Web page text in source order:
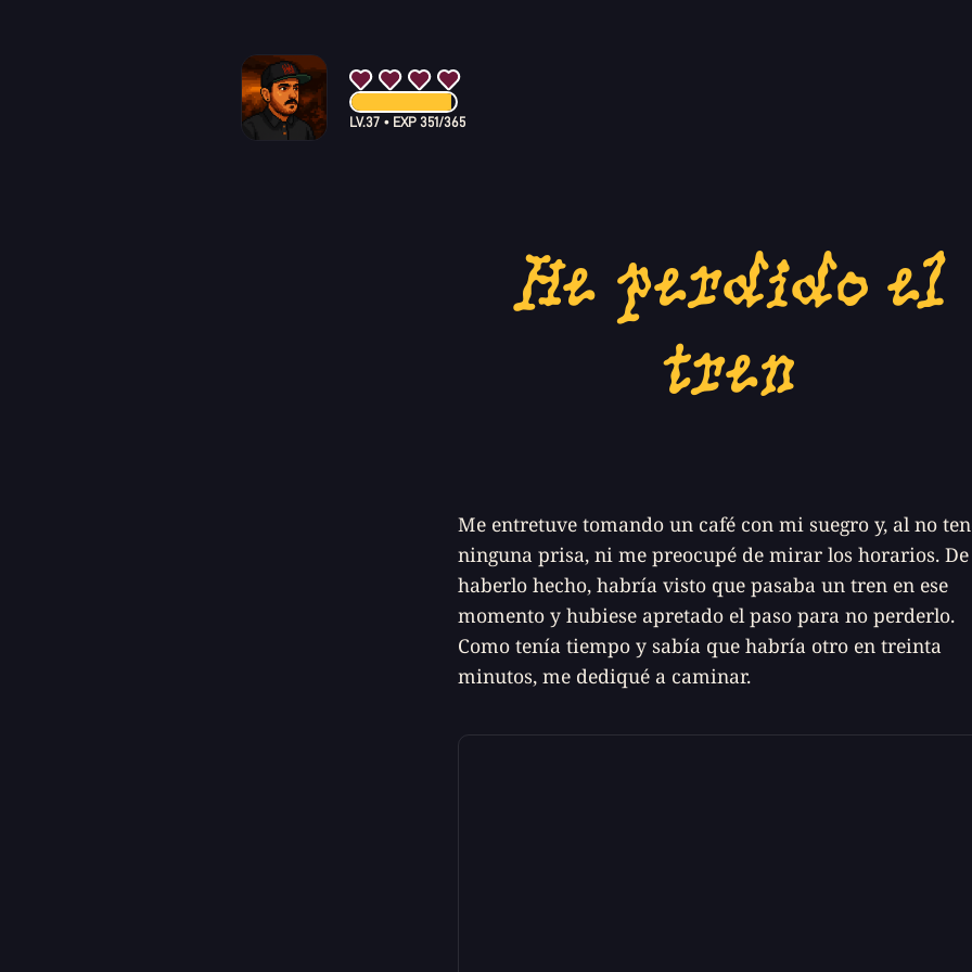
LV.37 • EXP351/365
He perdido el
tren
Me entretuve tomando un café con mi suegro y, al no
ninguna prisa, ni me preocupé de mirar los horarios. De
haberlo hecho, habría visto que pasaba un tren en ese
momento y hubiese apretado el paso para no perderlo.
Como tenía tiempo y sabía que habría otro en treinta
minutos, me dediqué a caminar.